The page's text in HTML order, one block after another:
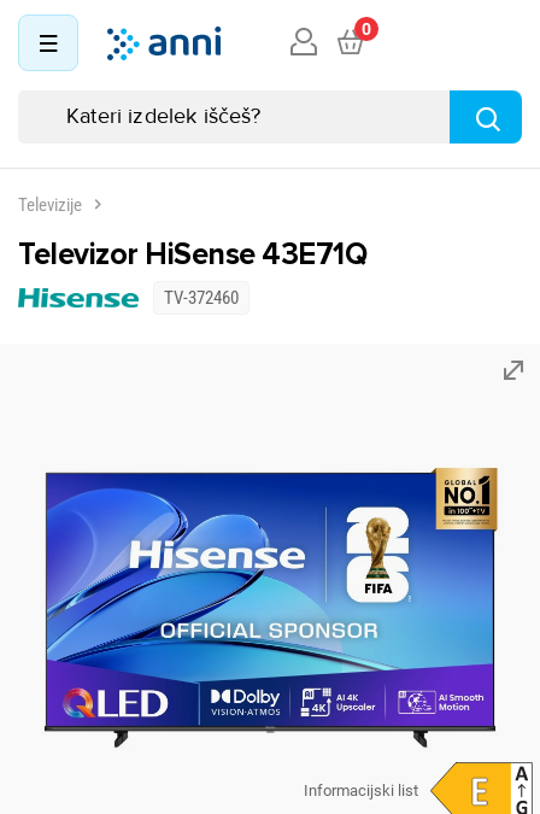
0
Televizije
Televizor HiSense 43E71Q
TV-372460
Informacijski list